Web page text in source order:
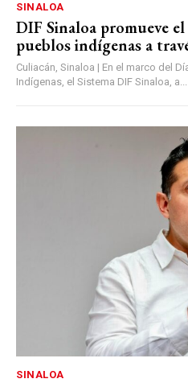
SINALOA
DIF Sinaloa promueve
pueblos indígenas a
Culiacán, Sinaloa | En el marco del
Indígenas, el Sistema DIF Sinaloa, a...
SINALOA